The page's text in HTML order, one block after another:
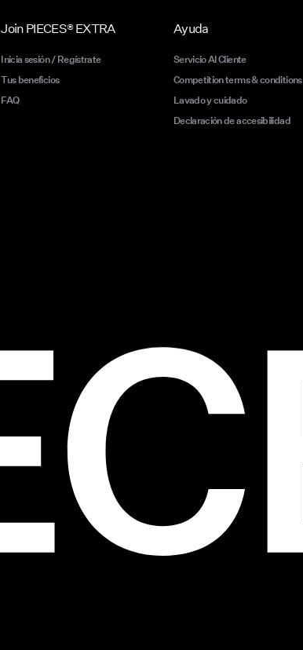
Join PIECES® EXTRA
Inicia sesión / Regístrate
Tus beneficios
FAQ
Ayuda
Servicio Al Cliente
Competition terms & conditions
Lavado y cuidado
Declaración de accesibilidad